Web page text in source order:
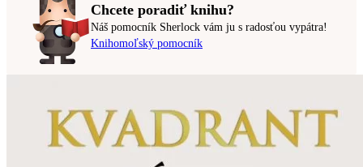
Chcete poradiť knihu?
Náš pomocník Sherlock vám ju s radosťou vypátra!
Knihomoľský pomocník